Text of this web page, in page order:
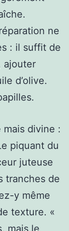
ne
: il suffit de
ajouter
d’olive.
divine :
piquant du
juteuse
tranches de
y même
texture. «
mais le